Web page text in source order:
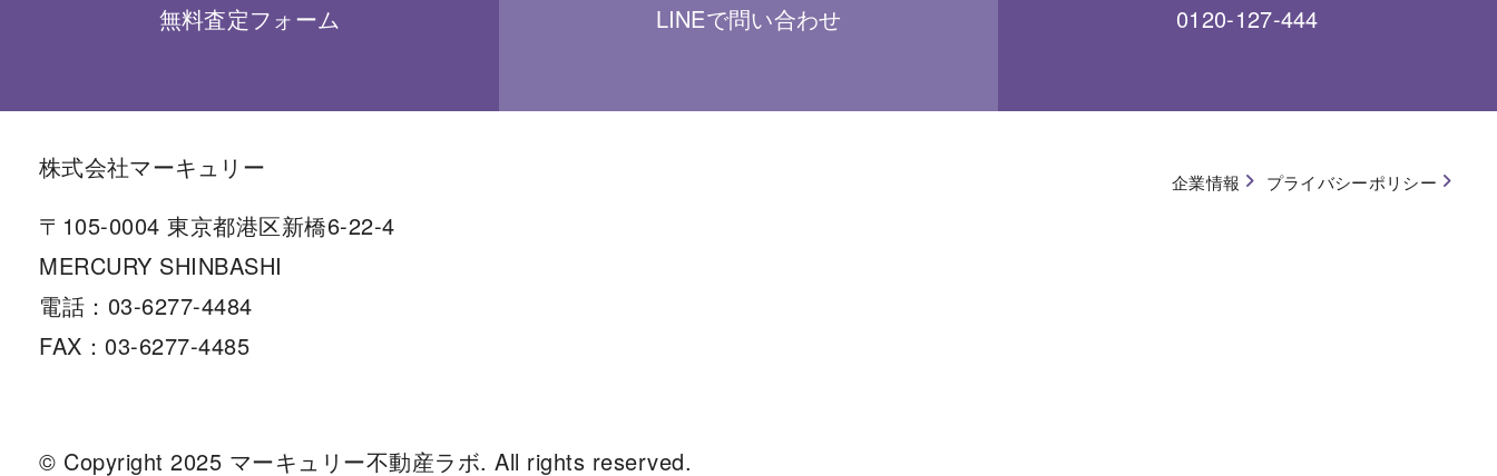
無料査定フォーム LINEで問い合わせ 0120-127-444
株式会社マーキュリー
〒105-0004 東京都港区新橋6-22-4
MERCURY SHINBASHI
電話：03-6277-4484
FAX：03-6277-4485
企業情報 プライバシーポリシー
© Copyright 2025 マーキュリー不動産ラボ. All rights reserved.